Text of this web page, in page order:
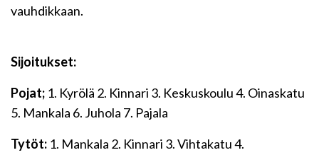
vauhdikkaan.
Sijoitukset:
Pojat; 1. Kyrölä 2. Kinnari 3. Keskuskoulu 4. Oinaskatu
5. Mankala 6. Juhola 7. Pajala
Tytöt: 1. Mankala 2. Kinnari 3. Vihtakatu 4.